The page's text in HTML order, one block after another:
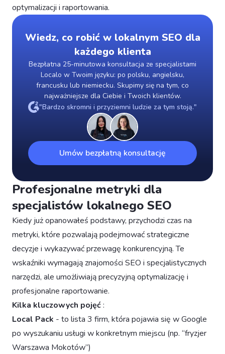
optymalizacji i raportowania.
Wiedz, co robić w lokalnym SEO dla
każdego klienta
Bezpłatna 25-minutowa konsultacja ze specjalistami
Localo w Twoim języku: po polsku, angielsku,
francusku lub niemiecku. Skupimy się na tym, co
najważniejsze dla Ciebie i Twoich klientów.
"Bardzo skromni i przyziemni ludzie za tym stoją."
Umów bezpłatną konsultację
Profesjonalne metryki dla
specjalistów lokalnego SEO
Kiedy już opanowałeś podstawy, przychodzi czas na
metryki, które pozwalają podejmować strategiczne
decyzje i wykazywać przewagę konkurencyjną. Te
wskaźniki wymagają znajomości SEO i specjalistycznych
narzędzi, ale umożliwiają precyzyjną optymalizację i
profesjonalne raportowanie.
Kilka kluczowych pojęć:
Local Pack - to lista 3 firm, która pojawia się w Google
po wyszukaniu usługi w konkretnym miejscu (np. “fryzjer
Warszawa Mokotów”)